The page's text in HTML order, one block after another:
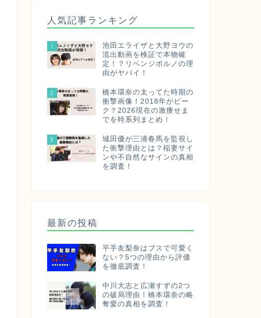
人気記事ランキング
1
池田エライザと大野ヨウの
流出動画を検証で本物確
定！？リベンジポルノの理
由がヤバイ！
2
橋本環奈の太ってた時期の
衝撃画像！2018年がピー
ク？2026現在の激痩せま
でを時系列まとめ！
3
城田優が三浦春馬を監視し
た衝撃理由とは？稲妻サイ
ンや不自然なサインの真相
を調査！
最新の投稿
平手友梨奈はブスで可愛く
ない？5つの理由から評価
を徹底調査！
中川大志と広瀬すずの2つ
の破局理由！橋本環奈の略
奪愛の真相を調査！